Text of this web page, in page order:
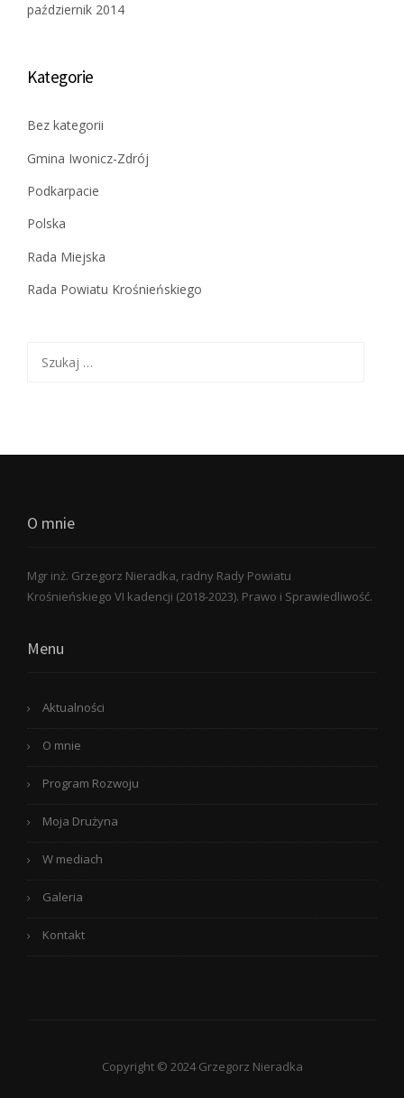
październik 2014
Kategorie
Bez kategorii
Gmina Iwonicz-Zdrój
Podkarpacie
Polska
Rada Miejska
Rada Powiatu Krośnieńskiego
O mnie
Mgr inż. Grzegorz Nieradka, radny Rady Powiatu
Krośnieńskiego VI kadencji (2018-2023). Prawo i Sprawiedliwość.
Menu
Aktualności
O mnie
Program Rozwoju
Moja Drużyna
W mediach
Galeria
Kontakt
Copyright © 2024 Grzegorz Nieradka